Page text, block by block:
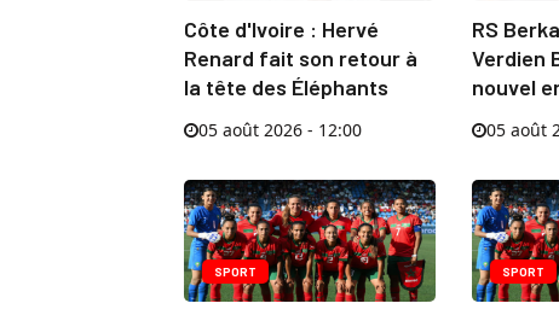
Côte d'Ivoire : Hervé
Renard fait son retour à
la tête des Éléphants
05 août 2026 - 12:00
RS
Verdien
nouvel
05 août
SPORT SPORT